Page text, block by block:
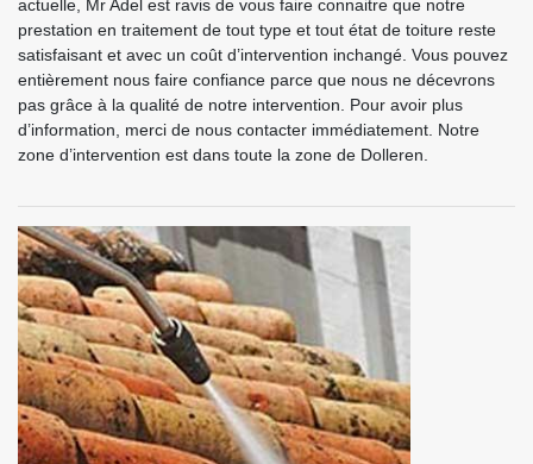
actuelle, Mr Adel est ravis de vous faire connaitre que notre
prestation en traitement de tout type et tout état de toiture reste
satisfaisant et avec un coût d’intervention inchangé. Vous pouvez
entièrement nous faire confiance parce que nous ne décevrons
pas grâce à la qualité de notre intervention. Pour avoir plus
d’information, merci de nous contacter immédiatement. Notre
zone d’intervention est dans toute la zone de Dolleren.